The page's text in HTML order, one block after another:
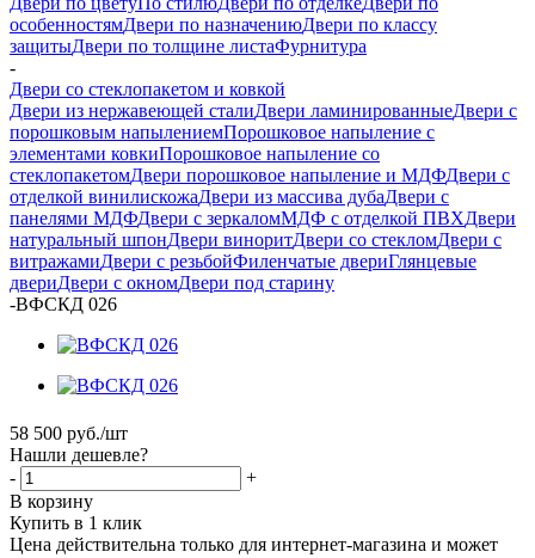
особенностямДвери по назначениюДвери по классу
защитыДвери по толщине листаФурнитура
-
Двери со стеклопакетом и ковкой
Двери из нержавеющей сталиДвери ламинированныеДвери с
порошковым напылениемПорошковое напыление с
элементами ковкиПорошковое напыление со
стеклопакетомДвери порошковое напыление и МДФДвери с
отделкой винилискожаДвери из массива дубаДвери с
панелями МДФДвери с зеркаломМДФ с отделкой ПВХДвери
натуральный шпонДвери виноритДвери со стекломДвери с
витражамиДвери с резьбойФиленчатые двериГлянцевые
двериДвери с окномДвери под старину
-ВФСКД 026
58 500 руб./шт
Нашли дешевле?
-
+
В корзину
Купить в 1 клик
Цена действительна только для интернет-магазина и может